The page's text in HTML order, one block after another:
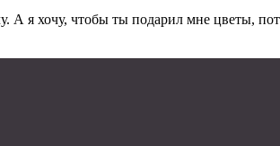
я хочу, чтобы ты подарил мне цветы,